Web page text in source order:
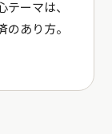
ーマは、
あり方。